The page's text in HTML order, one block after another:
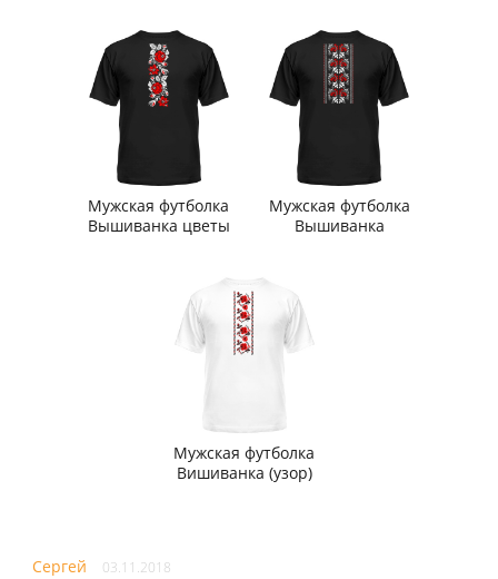
Мужская футболка
Вышиванка цветы
Мужская футболка
Вышиванка
Мужская футболка
Вишиванка (узор)
Сергей 03.11.2018